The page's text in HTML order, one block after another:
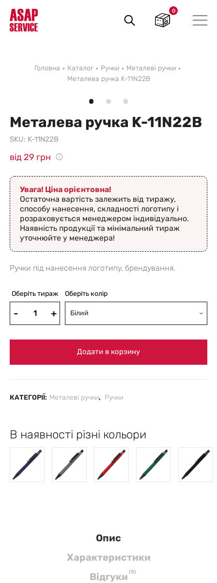
Пошук
товарів
0
Головна Каталог Ручки
Металеві ручки
Металева ручка K-11N22B
Металева ручка K-11N22B
SKU: K-11N22B
від 29 грн
Увага! Ціна орієнтовна!
Остаточна вартість залежить від тиражу,
способу нанесення, складності логотипу і
розраховується менеджером індивідуально.
Наявність продукції та мінімальний тираж
уточнюйте у менеджера!
Ручки під нанесення логотипу, брендування.
Оберіть тираж Оберіть колір
Білий
Додати в корзину
КАТЕГОРІЇ: Металеві ручки, Ручки
В наявності різні кольори
Опис
Характеристики
Вiдгуки (0)